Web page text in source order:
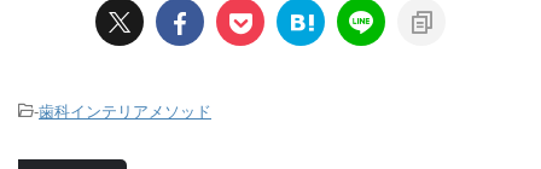
-歯科インテリアメソッド